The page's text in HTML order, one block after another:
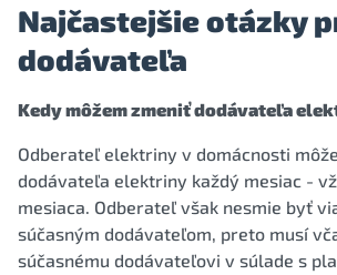
Najčastejšie otázky
dodávateľa
Kedy môžem zmeniť dodávateľa
Odberateľ elektriny v domácnosti
dodávateľa elektriny každý mesiac -
mesiaca. Odberateľ však nesmie byť
súčasným dodávateľom, preto musí
súčasnému dodávateľovi v súlade s